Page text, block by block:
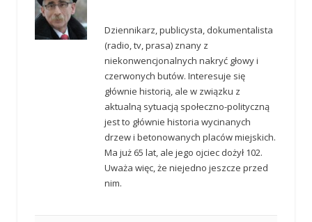
Dziennikarz, publicysta, dokumentalista
(radio, tv, prasa) znany z
niekonwencjonalnych nakryć głowy i
czerwonych butów. Interesuje się
głównie historią, ale w związku z
aktualną sytuacją społeczno-polityczną
jest to głównie historia wycinanych
drzew i betonowanych placów miejskich.
Ma już 65 lat, ale jego ojciec dożył 102.
Uważa więc, że niejedno jeszcze przed
nim.